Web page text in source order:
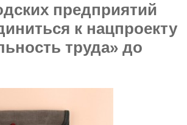
предприятий
к нацпроекту
труда» до